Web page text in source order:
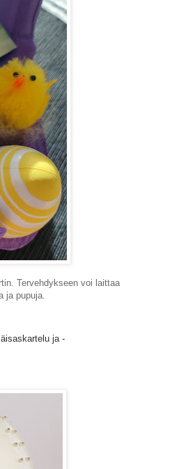
Tervehdykseen voi laittaa
ja pupuja.
ja -